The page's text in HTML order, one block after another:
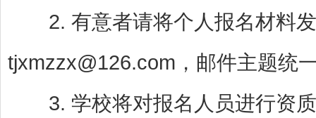
2. 有意者请将个人报名材料发
tjxmzzx@126.com，邮件主题统
3. 学校将对报名人员进行资质